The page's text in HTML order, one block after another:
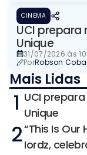
CINEMA
UCI
Unique
31/07/2026 às
PorRobson
Mais Lidas
1 UCI
Unique
2“This Is Our
Iordz,